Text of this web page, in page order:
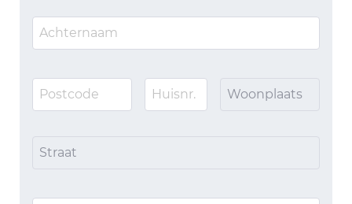
Woonplaats
Straat